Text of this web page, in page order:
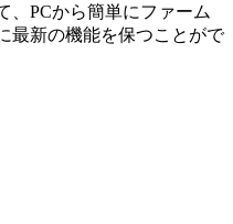
、PCから簡単にファーム
最新の機能を保つことがで